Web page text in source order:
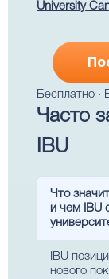
University
Бесплатно ·
Часто
IBU
Что
и чем IBU
IBU
нового